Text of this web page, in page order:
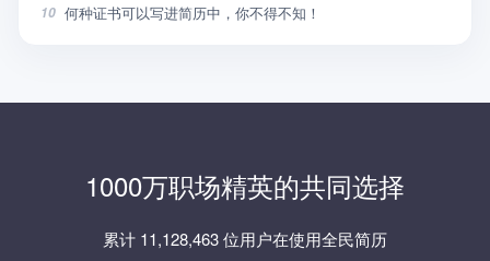
10 何种证书可以写进简历中，你不得不知！
1000万职场精英的共同选择
累计 11,128,463 位用户在使用全民简历